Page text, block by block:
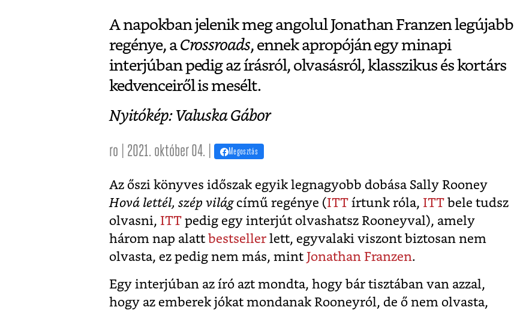
A napokban jelenik meg angolul Jonathan Franzen legújabb
regénye, aCrossroads, ennek apropóján egy minapi
interjúban pedig az írásról, olvasásról, klasszikus és kortárs
kedvenceiről is mesélt.
Nyitókép: Valuska Gábor
ro | 2021. október 04. | Megosztás
Az őszi könyves időszak egyik legnagyobb dobása Sally Rooney
Hová lettél, szép világcímű regénye (ITT írtunk róla, ITT bele tudsz
olvasni, ITT pedig egy interjút olvashatsz Rooneyval), amely
három nap alatt bestseller lett, egyvalaki viszont biztosan nem
olvasta, ez pedig nem más, mint Jonathan Franzen.
Egy interjúban az író azt mondta, hogy bár tisztában van azzal,
hogy az emberek jókat mondanak Rooneyról, de ő nem olvasta,